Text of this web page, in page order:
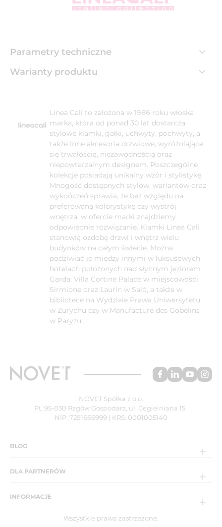
Parametry techniczne
Warianty produktu
Linea Cali to założona w 1986 roku włoska
marka, która od ponad 30 lat dostarcza
stylowe klamki, gałki, uchwyty, pochwyty, a
także inne akcesoria drzwiowe, wyróżniające
się trwałością, niezawodnością oraz
niepowtarzalnym designem. Poszczególne
kolekcje posiadają unikalny wzór i stylistykę.
Mnogość dostępnych stylów, wariantów oraz
wykończeń sprawia, że bez względu na
preferowaną kolorystykę czy wystrój
wnętrza, w ofercie marki znajdziemy
odpowiednie rozwiązanie. Klamki Linea Cali
stanowią ozdobę drzwi i wnętrz wielu
budynków na całym świecie. Można
podziwiać je między innymi w luksusowych
hotelach położonych nad słynnym jeziorem
Garda: Villa Cortine Palace w miejscowości
Sirmione oraz Laurin w Saló, a także w
bibliotece na Wydziale Prawa Uniwersytetu
w Zurychu czy w Manufacture des Gobelins
w Paryżu.
NOVET Spółka z o.o.
PL 95-030 Rzgów Gospodarz, ul. Cegielniana 15
NIP: 7291666999 | KRS: 0001005140
BLOG
DLA PARTNERÓW
INFORMACJE
Wszystkie prawa zastrzeżone.